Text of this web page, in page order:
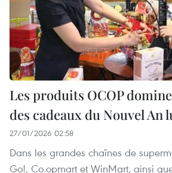
Les produits OCOP
des cadeaux du Nouvel An
27/01/2026 02:58
Dans les grandes chaînes de
Go!, Co.opmart et WinMart, ainsi